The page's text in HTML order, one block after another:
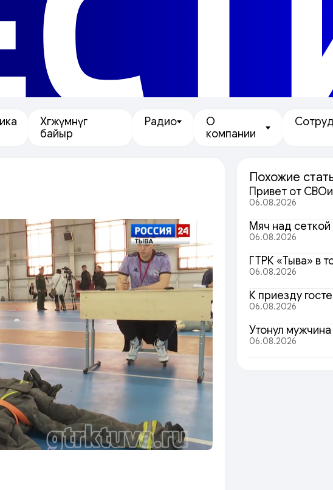
Хөгжүмнүг
байыр
Радио
О
компании
Похожие
Привет от
06.08.2026
Мяч над сеткой
06.08.2026
ГТРК «Тыва» в
06.08.2026
К приезду
06.08.2026
Утонул мужчина
06.08.2026